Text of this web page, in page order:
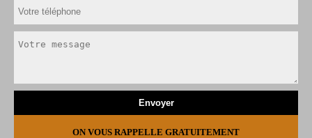
ON VOUS RAPPELLE GRATUITEMENT